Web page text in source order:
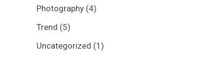
Photography (4)
Trend (5)
Uncategorized (1)